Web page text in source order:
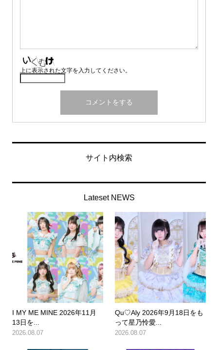
上に表示された文字を入力してください。
サイト内検索
Lateset NEWS
I MY ME MINE 2026年11月
13日を...
2026.08.07
Qu♡Aly 2026年9月18日をも
って星乃怜愛...
2026.08.07